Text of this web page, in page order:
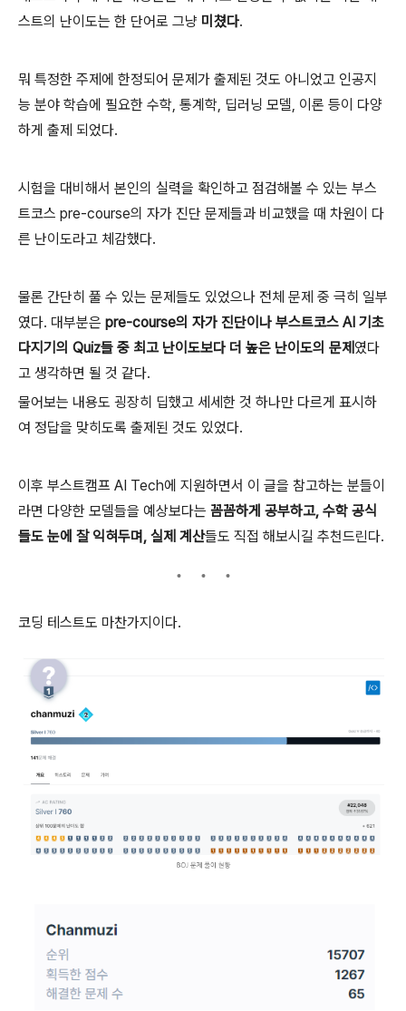
스트의 난이도는 한 단어로 그냥 미쳤다.
뭐 특정한 주제에 한정되어 문제가 출제된 것도 아니었고 인공지
능 분야 학습에 필요한 수학, 통계학, 딥러닝 모델, 이론 등이 다양
하게 출제 되었다.
시험을 대비해서 본인의 실력을 확인하고 점검해볼 수 있는 부스
트코스 pre-course의 자가 진단 문제들과 비교했을 때 차원이 다
른 난이도라고 체감했다.
물론 간단히 풀 수 있는 문제들도 있었으나 전체 문제 중 극히 일부
였다. 대부분은 pre-course의 자가 진단이나 부스트코스 AI 기초
다지기의 Quiz들 중 최고 난이도보다 더 높은 난이도의 문제 였다
고 생각하면 될 것 같다.
물어보는 내용도 굉장히 딥했고 세세한 것 하나만 다르게 표시하
여 정답을 맞히도록 출제된 것도 있었다.
이후 부스트캠프 AI Tech에 지원하면서 이 글을 참고하는 분들이
라면 다양한 모델들을 예상보다는 꼼꼼하게 공부하고, 수학 공식
들도 눈에 잘 익혀두며, 실제 계산들도 직접 해보시길 추천드린다.
코딩 테스트도 마찬가지이다.